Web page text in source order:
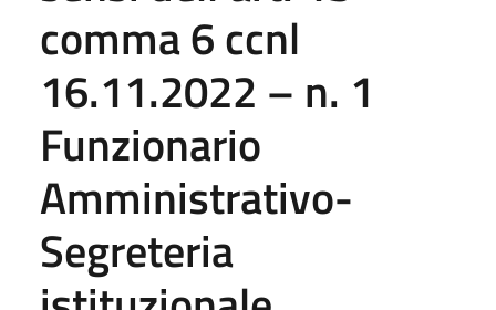
comma 6 ccnl
16.11.2022 – n. 1
Funzionario
Amministrativo-
Segreteria